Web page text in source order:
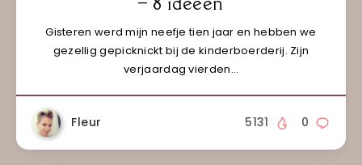
Gisteren werd mijn neefje tien jaar en hebben we
gezellig gepicknickt bij de kinderboerderij. Zijn
verjaardag vierden…
Fleur 0
5131